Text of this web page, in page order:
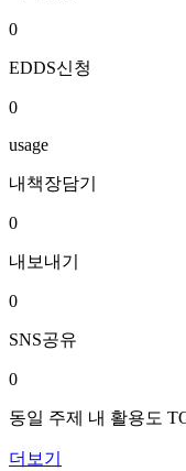
0
EDDS신청
0
usage
내책장담기
0
내보내기
0
SNS공유
0
동일 주제 내 활용도
더보기